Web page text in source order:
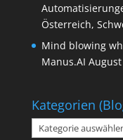
Österreich,
Mind blowing
Manus.AI
Kategorien
Kategorien